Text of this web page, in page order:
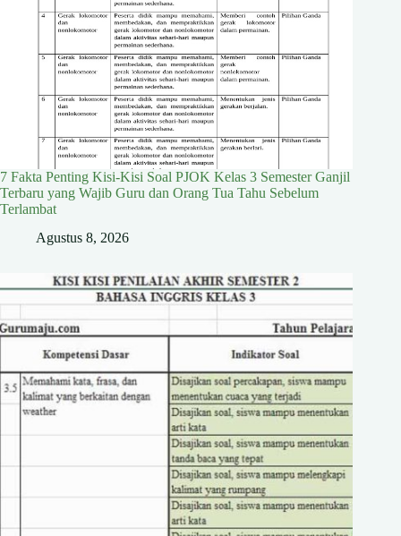
7 Fakta Penting Kisi-Kisi Soal PJOK Kelas 3 Semester Ganjil
Terbaru yang Wajib Guru dan Orang Tua Tahu Sebelum
Terlambat
Agustus 8, 2026